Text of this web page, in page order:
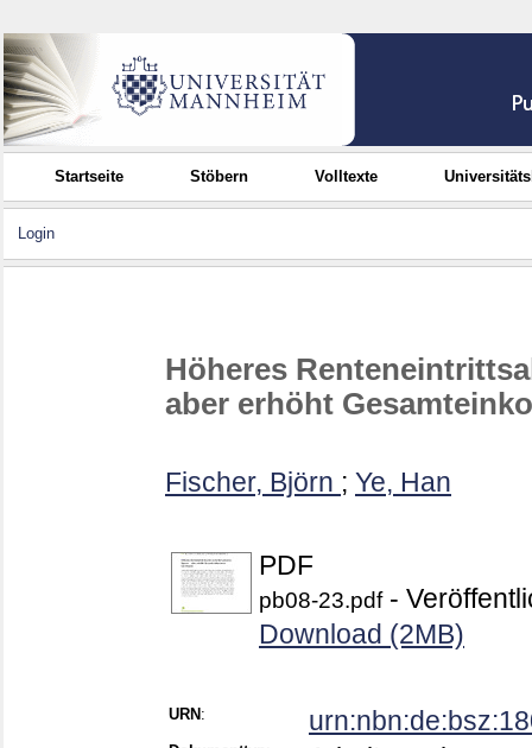
Startseite Stöbern Volltexte
Login
Höheres
aber erhöht
Fischer, Björn ; Ye, Han
PDF
pb08-23.pdf-
Download (2MB)
URN :